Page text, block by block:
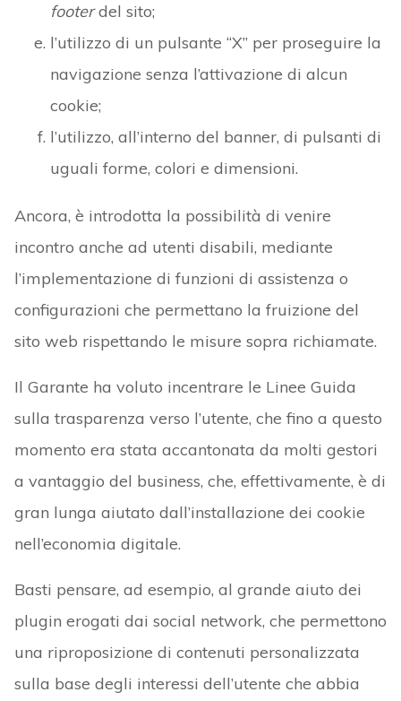
footerdel sito;
l’utilizzo di un pulsante “X” per proseguire la
navigazione senza l’attivazione di alcun
cookie;
l’utilizzo, all’interno del banner, di pulsanti di
uguali forme, colori e dimensioni.
Ancora, è introdotta la possibilità di venire
incontro anche ad utenti disabili, mediante
l’implementazione di funzioni di assistenza o
configurazioni che permettano la fruizione del
sito web rispettando le misure sopra richiamate.
Il Garante ha voluto incentrare le Linee Guida
sulla trasparenza verso l’utente, che fino a questo
momento era stata accantonata da molti gestori
a vantaggio del business, che, effettivamente, è di
gran lunga aiutato dall’installazione dei cookie
nell’economia digitale.
Basti pensare, ad esempio, al grande aiuto dei
plugin erogati dai social network, che permettono
una riproposizione di contenuti personalizzata
sulla base degli interessi dell’utente che abbia